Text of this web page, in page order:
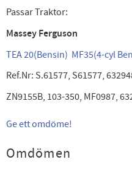
Passar Traktor:
Massey Ferguson
TEA 20(Bensin) MF35(4-cyl
Ref.Nr: S.61577, S61577,
ZN9155B, 103-350, MF0987,
Ge ett omdöme!
Omdömen